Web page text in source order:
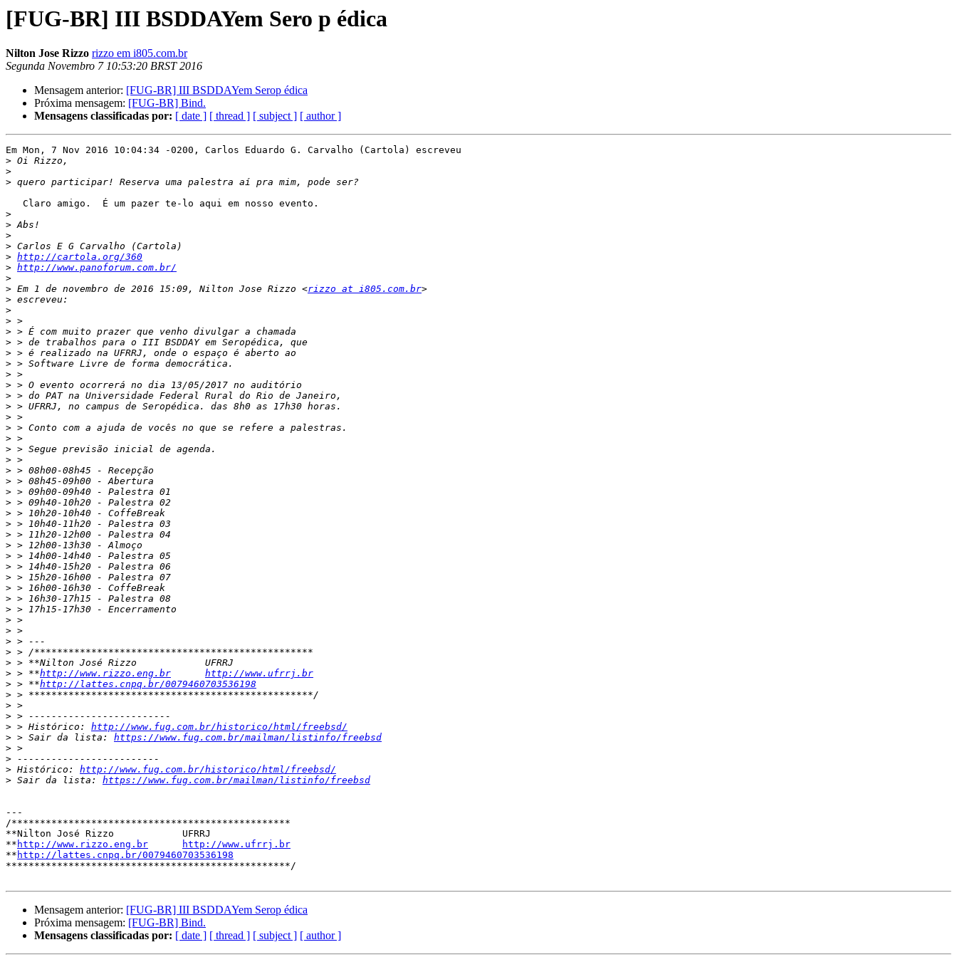
[FUG-BR] III BSDDAYem Sero p édica
Nilton Jose Rizzo rizzo em i805.com.br
Segunda Novembro 7 10:53:20 BRST 2016
Mensagem anterior: [FUG-BR] III BSDDAYem Serop édica
Próxima mensagem: [FUG-BR] Bind.
Mensagens classificadas por: [ date ] [ thread ] [ subject ] [ author ]
Em Mon, 7 Nov 2016 10:04:34 -0200, Carlos Eduardo G. Carvalho (Cartola) escreveu
>
>
>
>
>
>
>
> http://cartola.org/360
> http://www.panoforum.com.br/
>
> Em 1 de novembro de 2016 15:09, Nilton Jose Rizzo <rizzo at i805.com.br
>
>
>
>
>
>
>
>
>
>
>
>
>
>
>
>
>
>
>
>
>
>
>
>
>
>
>
>
>
>
>
>
>
>
>
> > **http://www.rizzo.eng.br
http://www.ufrrj.br
> > **http://lattes.cnpq.br/0079460703536198
>
>
>
> > Histórico: http://www.fug.com.br/historico/html/freebsd/
> > Sair da lista: https://www.fug.com.br/mailman/listinfo/freebsd
>
>
> Histórico: http://www.fug.com.br/historico/html/freebsd/
> Sair da lista: https://www.fug.com.br/mailman/listinfo/freebsd
---
/*************************************************
**Nilton José Rizzo            UFRRJ
** http://www.rizzo.eng.br
http://www.ufrrj.br
** http://lattes.cnpq.br/0079460703536198
**************************************************/
Mensagem anterior: [FUG-BR] III BSDDAYem Serop édica
Próxima mensagem: [FUG-BR] Bind.
Mensagens classificadas por: [ date ] [ thread ] [ subject ] [ author ]